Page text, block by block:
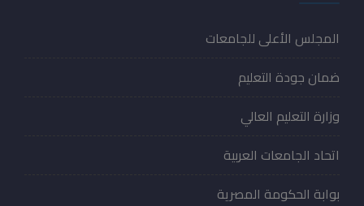
المجلس الأعلى للجامعات
ضمان جودة التعليم
وزارة التعليم العالي
اتحاد الجامعات العربية
بوابة الحكومة المصرية